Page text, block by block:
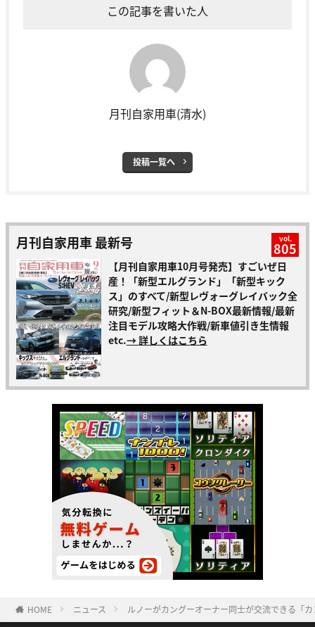
この記事を書いた人
月刊自家用車(清水)
投稿一覧へ
月刊自家用車 最新号 vol.
805
【月刊自家用車10月号発売】すごいぜ日
産！「新型エルグランド」「新型キック
ス」のすべて/新型レヴォーグレイバック全
研究/新型フィット＆N-BOX最新情報/最新
注目モデル攻略大作戦/新車値引き生情報
etc.→ 詳しくはこちら
HOME ニュース ルノーがカングーオーナー同士が交流できる「